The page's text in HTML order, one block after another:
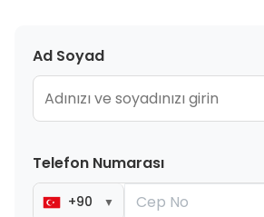
Ad Soyad
Telefon Numarası
+90 ▼